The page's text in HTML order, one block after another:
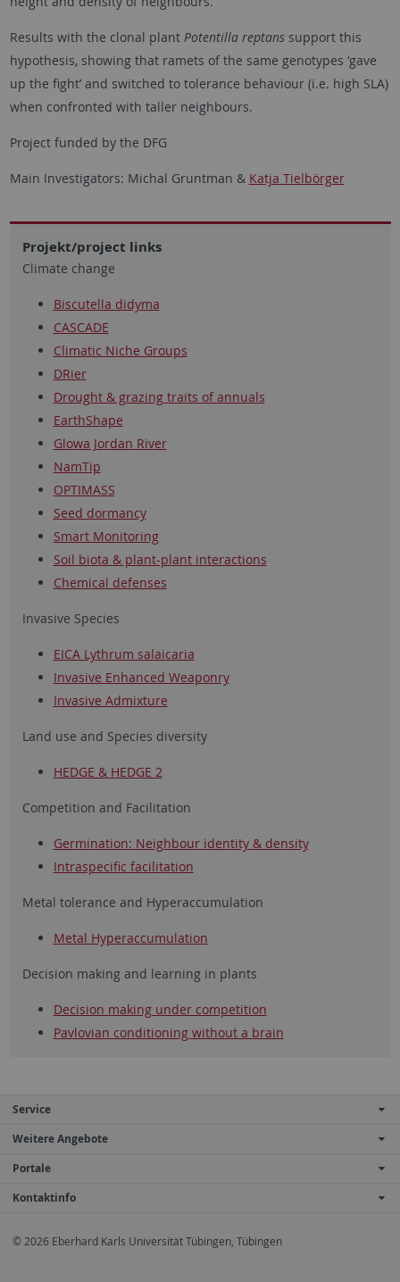
Results with the clonal plant Potentilla reptans support this
hypothesis, showing that ramets of the same genotypes ‘gave
up the fight’ and switched to tolerance behaviour (i.e. high SLA)
when confronted with taller neighbours.
Project funded by the DFG
Main Investigators: Michal Gruntman & Katja Tielbörger
Projekt/project links
Climate change
Biscutella didyma
CASCADE
Climatic Niche Groups
DRier
Drought & grazing traits of annuals
EarthShape
Glowa Jordan River
NamTip
OPTIMASS
Seed dormancy
Smart Monitoring
Soil biota & plant-plant interactions
Chemical defenses
Invasive Species
EICA Lythrum salaicaria
Invasive Enhanced Weaponry
Invasive Admixture
Land use and Species diversity
HEDGE & HEDGE 2
Competition and Facilitation
Germination: Neighbour identity & density
Intraspecific facilitation
Metal tolerance and Hyperaccumulation
Metal Hyperaccumulation
Decision making and learning in plants
Decision making under competition
Pavlovian conditioning without a brain
Service
Weitere Angebote
Portale
Kontaktinfo
© 2026 Eberhard Karls Universität Tübingen, Tübingen